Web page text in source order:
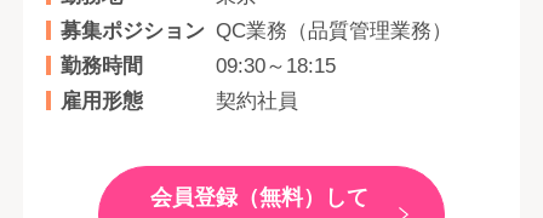
募集ポジション QC業務（品質管理業務）
勤務時間
09:30～18:15
雇用形態
契約社員
会員登録（無料）して